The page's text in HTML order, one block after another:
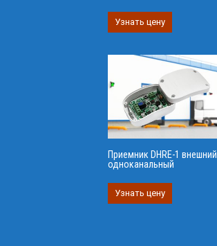
Узнать цену
Приемник DHRE-1 внешний
одноканальный
Узнать цену